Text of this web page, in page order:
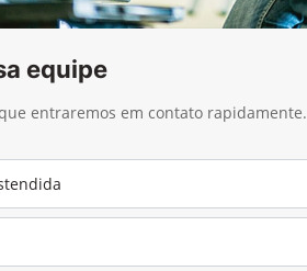
equipe
entraremos em contato rapidamente.